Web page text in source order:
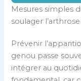
Mesures simples
soulager
Prévenir
genou passe
intégrer au